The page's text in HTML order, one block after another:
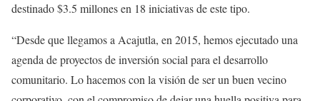
destinado $3.5 millones en 18 iniciativas de este tipo.
“Desde que llegamos a Acajutla, en 2015, hemos ejecutado una
agenda de proyectos de inversión social para el desarrollo
comunitario. Lo hacemos con la visión de ser un buen vecino